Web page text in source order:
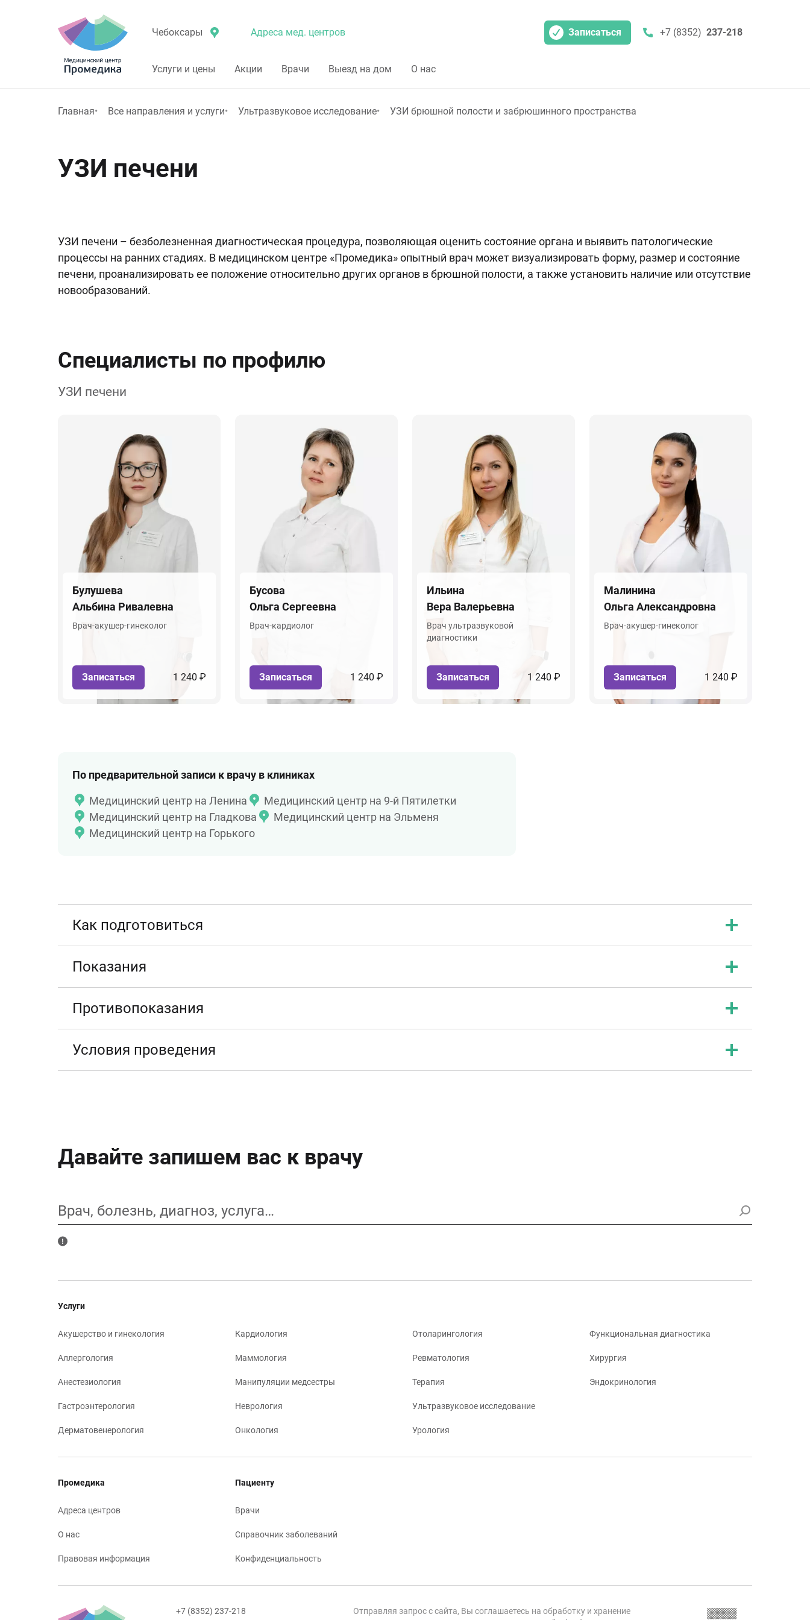
Чебоксары Адреса мед. центров Записаться +7 (8352) 237-218
Услуги и цены Акции Врачи Выезд на дом О нас
Главная Все направления и услуги Ультразвуковое исследование УЗИ брюшной полости и забрюшинного пространства
УЗИ печени
УЗИ печени – безболезненная диагностическая процедура, позволяющая оценить состояние органа и выявить патологические
процессы на ранних стадиях. В медицинском центре «Промедика» опытный врач может визуализировать форму, размер и состояние
печени, проанализировать ее положение относительно других органов в брюшной полости, а также установить наличие или отсутствие
новообразований.
Специалисты по профилю
УЗИ печени
Булушева
Альбина Ривалевна
Врач-акушер-гинеколог
Записаться 1 240 ₽
Бусова
Ольга Сергеевна
Врач-кардиолог
Записаться 1 240 ₽
Ильина
Вера Валерьевна
Врач ультразвуковой
диагностики
Записаться 1 240 ₽
Малинина
Ольга Александровна
Врач-акушер-гинеколог
Записаться 1 240 ₽
По предварительной записи к врачу в клиниках
Медицинский центр на Ленина
Медицинский центр на 9-й Пятилетки
Медицинский центр на Гладкова
Медицинский центр на Эльменя
Медицинский центр на Горького
Как подготовиться
Показания
Противопоказания
Условия проведения
Давайте запишем вас к врачу
Врач, болезнь, диагноз, услуга…
Услуги
Акушерство и гинекология
Аллергология
Анестезиология
Гастроэнтерология
Дерматовенерология
Кардиология
Маммология
Манипуляции медсестры
Неврология
Онкология
Отоларингология
Ревматология
Терапия
Ультразвуковое исследование
Урология
Функциональная диагностика
Хирургия
Эндокринология
Промедика
Адреса центров
О нас
Правовая информация
Пациенту
Врачи
Справочник заболеваний
Конфиденциальность
+7 (8352) 237-218
Отправляя запрос с сайта, Вы соглашаетесь на обработку и хранение